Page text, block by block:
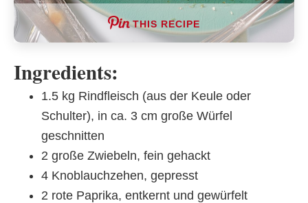
THIS RECIPE
Ingredients:
1.5 kg Rindfleisch (aus der Keule oder
Schulter), in ca. 3 cm große Würfel
geschnitten
2 große Zwiebeln, fein gehackt
4 Knoblauchzehen, gepresst
2 rote Paprika, entkernt und gewürfelt